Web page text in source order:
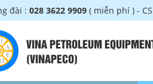
đài : 028 3622 9909 ( miễn phí ) -
VINA PETROLEUM
(VINAPECO)